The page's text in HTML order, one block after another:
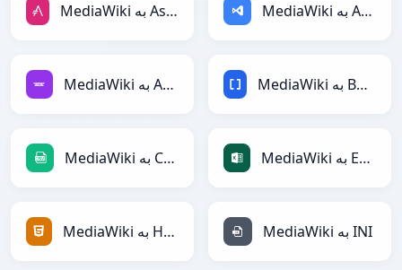
MediaWiki به AsciiDoc MediaWiki به ASP
MediaWiki به Avro MediaWiki به BBCode
MediaWiki به CSV MediaWiki به Excel
MediaWiki به HTML MediaWiki به INI